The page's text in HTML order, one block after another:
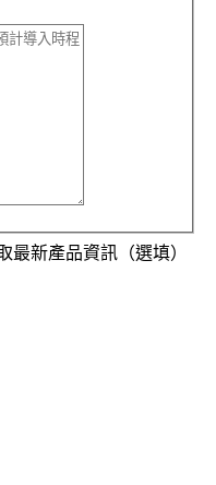
最新產品資訊（選填）